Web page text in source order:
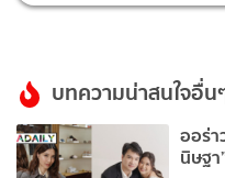
บทความน่าสนใจอื่น
ออร่า
นิษฐ